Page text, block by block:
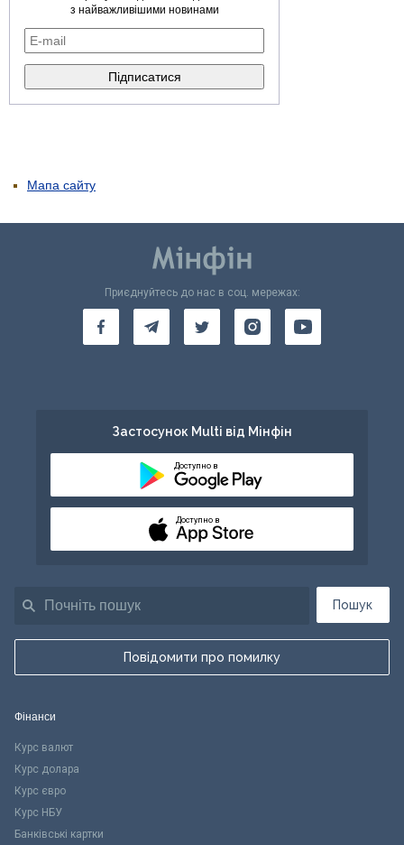
з найважливішими новинами
Мапа сайту
Пошук
Повідомити про помилку
Приєднуйтесь до нас в соц. мережах:
Застосунок Multi від Мінфін
Доступно в
Доступно в
Фінанси
Курс валют
Курс долара
Курс євро
Курс НБУ
Банківські картки